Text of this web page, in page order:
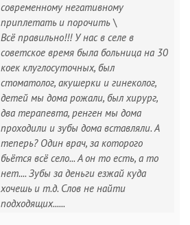
современному негативному
приплетать и порочить \
Всё правильно!!! У нас в селе в
советское время была больница на 30
коек клуглосуточных, был
стоматолог, акушерки и гинеколог,
детей мы дома рожали, был хирург,
два терапевта, ренген мы дома
проходили и зубы дома вставляли. А
теперь? Один врач, за которого
бьётся всё село... А он то есть, а то
нет.... Зубы за деньги езжай куда
хочешь и т.д. Слов не найти
подходящих......